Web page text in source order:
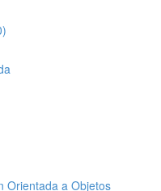
Orientada a Objetos